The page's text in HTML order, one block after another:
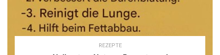
REZEPTE